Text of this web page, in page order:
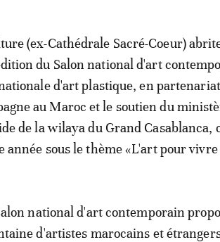
(ex-Cathédrale Sacré-Coeur)
du Salon national d'art
d'art plastique, en
au Maroc et le soutien du
de la wilaya du Grand Casablanca,
sous le thème «L'art pour
national d'art contemporain
d'artistes marocains et